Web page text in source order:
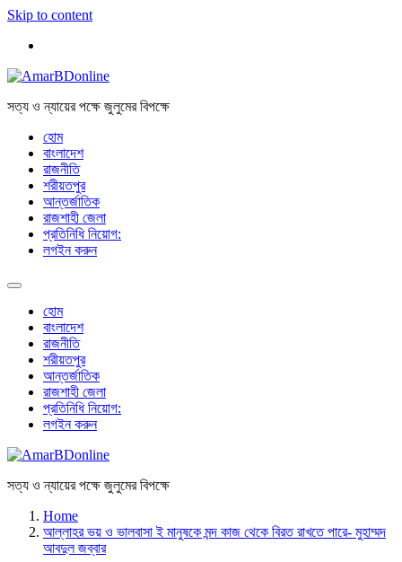
Skip to content
সত্য ও ন্যায়ের পক্ষে জুলুমের বিপক্ষে
হোম
বাংলাদেশ
রাজনীতি
শরীয়তপুর
আন্তর্জাতিক
রাজশাহী জেলা
প্রতিনিধি নিয়োগ:
লগইন করুন
হোম
বাংলাদেশ
রাজনীতি
শরীয়তপুর
আন্তর্জাতিক
রাজশাহী জেলা
প্রতিনিধি নিয়োগ:
লগইন করুন
সত্য ও ন্যায়ের পক্ষে জুলুমের বিপক্ষে
Home
আল্লাহর ভয় ও ভালবাসা ই মানুষকে মন্দ কাজ থেকে বিরত রাখতে পারে- মুহাম্মদ
আবদুল জব্বার